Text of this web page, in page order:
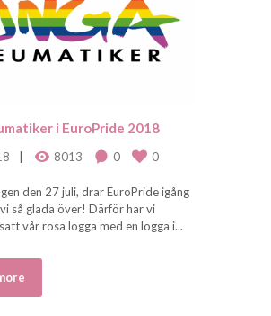
i EuroPride 2018
8013 0 0
den 27 juli, drar EuroPride igång
så glada över! Därför har vi
vår rosa logga med en logga i...